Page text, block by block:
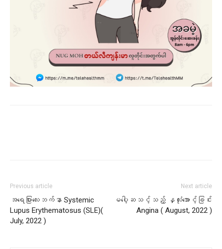
Previous article
အရေပြားလေးဘက်နာ Systemic
Lupus Erythematosus (SLE)(
July, 2022 )
Next article
မပေါ့ဆသင့်သည့် နှလုံးအောင့်ခြင်း
Angina ( August, 2022 )